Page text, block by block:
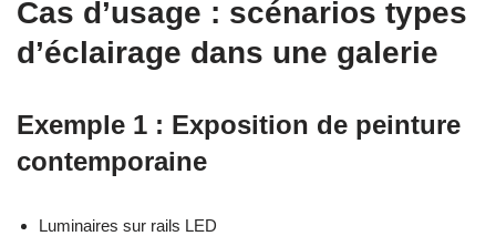
Cas d’usage : scénarios types
d’éclairage dans une galerie
Exemple 1 : Exposition de peinture
contemporaine
Luminaires sur rails LED